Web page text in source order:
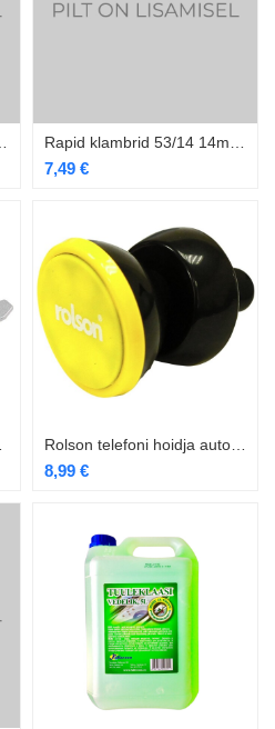
7,49 €
8,99 €